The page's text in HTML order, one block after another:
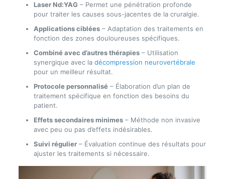
Laser Nd:YAG– Permet une pénétration profonde
pour traiter les causes sous-jacentes de la cruralgie.
Applications ciblées– Adaptation des traitements en
fonction des zones douloureuses spécifiques.
Combiné avec d’autres thérapies– Utilisation
synergique avec la décompression neurovertébrale
pour un meilleur résultat.
Protocole personnalisé– Élaboration d’un plan de
traitement spécifique en fonction des besoins du
patient.
Effets secondaires minimes– Méthode non invasive
avec peu ou pas d’effets indésirables.
Suivi régulier– Évaluation continue des résultats pour
ajuster les traitements si nécessaire.